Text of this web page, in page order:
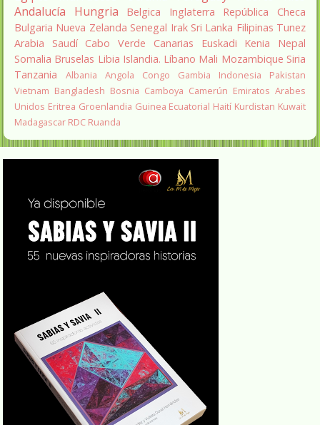
Andalucía
Hungria Belgica Inglaterra
República Checa
Bulgaria Nueva Zelanda Senegal Irak Sri Lanka Filipinas Tunez
Arabia Saudí Cabo Verde Canarias Euskadi Kenia
Nepal
Somalia Bruselas Libia Islandia. Líbano Mali Mozambique Siria
Tanzania
Albania Angola Congo Gambia Indonesia
Pakistan
Vietnam Bangladesh Bosnia Camboya Camerún Emiratos Arabes
Unidos Eritrea Groenlandia Guinea Ecuatorial Haití Kurdistan Kuwait
Madagascar RDC Ruanda